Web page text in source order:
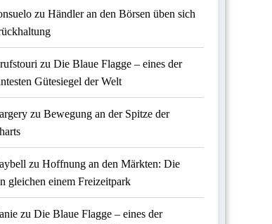
zu Händler an den Börsen üben sich
zu Die Blaue Flagge – eines der
Gütesiegel der Welt
zu Bewegung an der Spitze der
zu Hoffnung an den Märkten: Die
gleichen einem Freizeitpark
zu Die Blaue Flagge – eines der